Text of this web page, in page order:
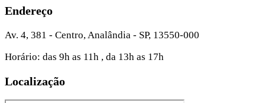
Endereço
Av. 4, 381 - Centro, Analândia - SP, 13550-000
Horário: das 9h as 11h , da 13h as 17h
Localização